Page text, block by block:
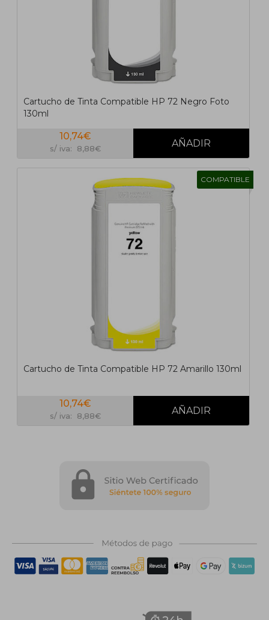
Cartucho de Tinta Compatible HP 72 Negro Foto
130ml
10,74€
s/ iva: 8,88€
COMPATIBLE
Cartucho de Tinta Compatible HP 72 Amarillo 130ml
10,74€
s/ iva: 8,88€